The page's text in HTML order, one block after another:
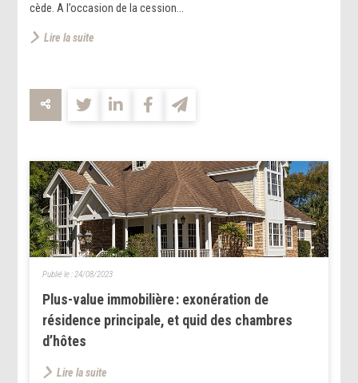
cède. A l’occasion de la cession...
Lire la suite
Plus-value immobilière : exonération de
résidence principale, et quid des chambres
d’hôtes
Publié le : 24/08/2023
Lire la suite